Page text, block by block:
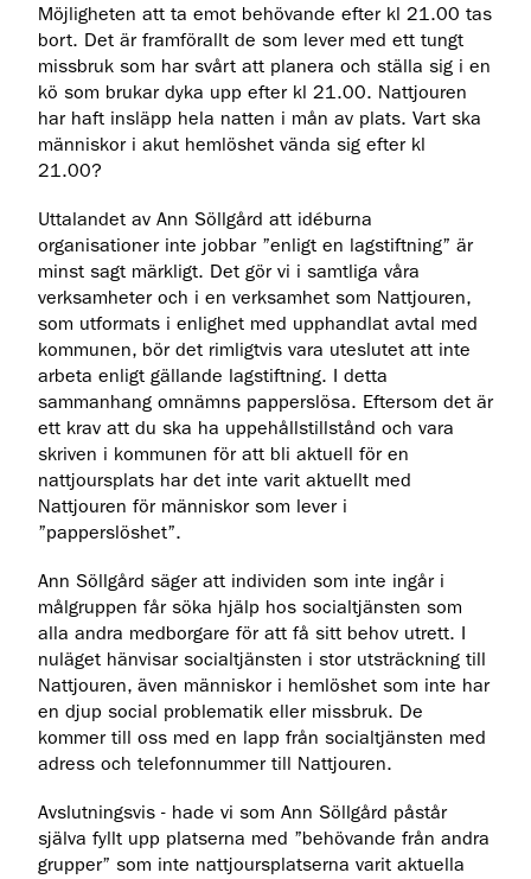
Möjligheten att ta emot behövande efter kl 21.00 tas
bort. Det är framförallt de som lever med ett tungt
missbruk som har svårt att planera och ställa sig i en
kö som brukar dyka upp efter kl 21.00. Nattjouren
har haft insläpp hela natten i mån av plats. Vart ska
människor i akut hemlöshet vända sig efter kl
21.00?
Uttalandet av Ann Söllgård att idéburna
organisationer inte jobbar ”enligt en lagstiftning” är
minst sagt märkligt. Det gör vi i samtliga våra
verksamheter och i en verksamhet som Nattjouren,
som utformats i enlighet med upphandlat avtal med
kommunen, bör det rimligtvis vara uteslutet att inte
arbeta enligt gällande lagstiftning. I detta
sammanhang omnämns papperslösa. Eftersom det är
ett krav att du ska ha uppehållstillstånd och vara
skriven i kommunen för att bli aktuell för en
nattjoursplats har det inte varit aktuellt med
Nattjouren för människor som lever i
”papperslöshet”.
Ann Söllgård säger att individen som inte ingår i
målgruppen får söka hjälp hos socialtjänsten som
alla andra medborgare för att få sitt behov utrett. I
nuläget hänvisar socialtjänsten i stor utsträckning till
Nattjouren, även människor i hemlöshet som inte har
en djup social problematik eller missbruk. De
kommer till oss med en lapp från socialtjänsten med
adress och telefonnummer till Nattjouren.
Avslutningsvis - hade vi som Ann Söllgård påstår
själva fyllt upp platserna med ”behövande från andra
grupper” som inte nattjoursplatserna varit aktuella